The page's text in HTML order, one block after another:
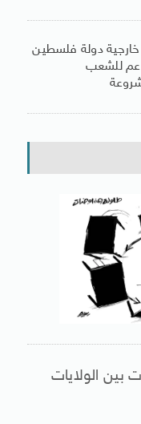
خارجية دولة فلسطين
للشعب
بين الولايات